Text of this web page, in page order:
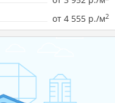
от 4 555 р./м2